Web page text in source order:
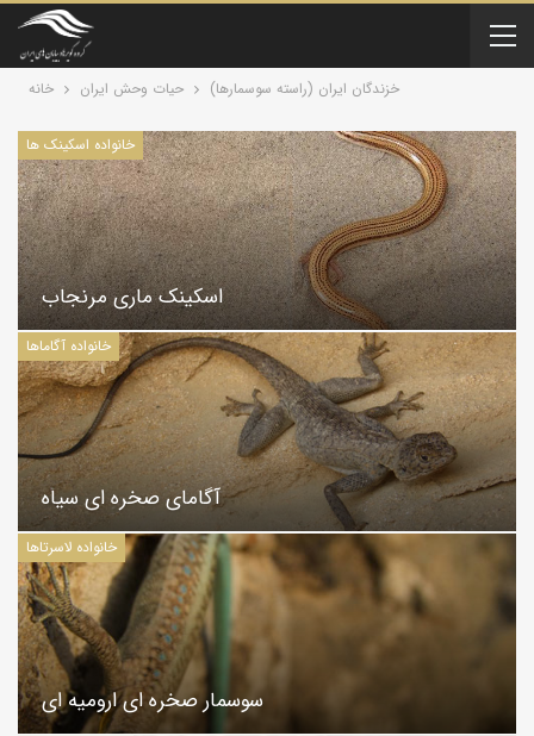
خانه حیات وحش ایران خزندگان ايران (راسته سوسمارها)
خانواده اسکینک ها
اسکینک ماری مرنجاب
خانواده آگاماها
آگامای صخره ای سیاه
خانواده لاسرتاها
سوسمار صخره ای ارومیه ای